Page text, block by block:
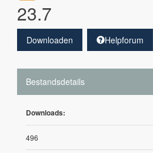
23.7
Downloaden Helpforum
Bestandsdetails
Downloads:
496